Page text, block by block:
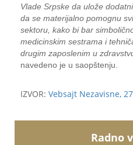
Vlade Srpske da ulože
da se materijalno pomognu
sektoru, kako bi bar
medicinskim sestrama i
drugim zaposlenim u
navedeno je u saopštenju.
IZVOR: Vebsajt Nezavisne,
Radno